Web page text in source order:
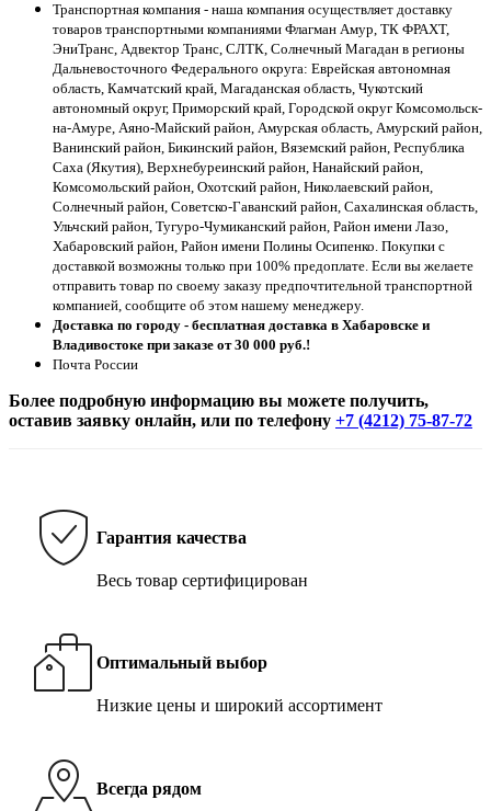
Транспортная компания - наша компания осуществляет доставку
товаров транспортными компаниями Флагман Амур, ТК ФРАХТ,
ЭниТранс, Адвектор Транс, СЛТК, Солнечный Магадан в регионы
Дальневосточного Федерального округа: Еврейская автономная
область, Камчатский край, Магаданская область, Чукотский
автономный округ, Приморский край, Городской округ Комсомольск-
на-Амуре, Аяно-Майский район, Амурская область, Амурский район,
Ванинский район, Бикинский район, Вяземский район, Республика
Саха (Якутия), Верхнебуреинский район, Нанайский район,
Комсомольский район, Охотский район, Николаевский район,
Солнечный район, Советско-Гаванский район, Сахалинская область,
Ульчский район, Тугуро-Чумиканский район, Район имени Лазо,
Хабаровский район, Район имени Полины Осипенко. Покупки с
доставкой возможны только при 100% предоплате. Если вы желаете
отправить товар по своему заказу предпочтительной транспортной
компанией, сообщите об этом нашему менеджеру.
Доставка по городу - бесплатная доставка в Хабаровске и
Владивостоке при заказе от 30 000 руб.!
Почта России
Более подробную информацию вы можете получить,
оставив заявку онлайн, или по телефону +7 (4212) 75-87-72
Гарантия качества
Весь товар сертифицирован
Оптимальный выбор
Низкие цены и широкий ассортимент
Всегда рядом